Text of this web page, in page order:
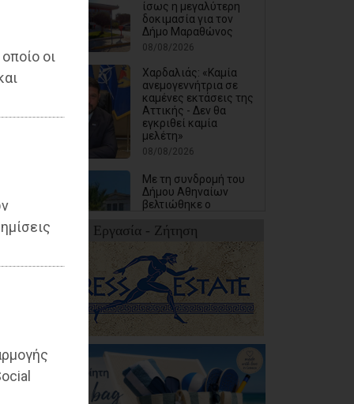
οι
ίσως η μεγαλύτερη
δοκιμασία για τον
Δήμο Μαραθώνος
08/08/2026
Χαρδαλιάς: «Καμία
ανεμογεννήτρια σε
καμένες εκτάσεις της
Αττικής - Δεν θα
εγκριθεί καμία
μελέτη»
08/08/2026
Με τη συνδρομή του
Δήμου Αθηναίων
βελτιώθηκε ο
της Εθνικής
Βιβλιοθήκης
08/08/2026
Μπουρνούς: «Σχέδια
Πόλης: Οι ευθύνες της
διοίκησης Τσεβά στον
καθορισμό των τιμών
μονάδας και οι
επιπτώσεις στην
εισφορά σε χρήμα
των πολιτών»
07/08/2026
Εργασία - Ζήτηση